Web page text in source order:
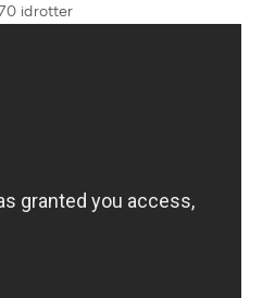
idrotter